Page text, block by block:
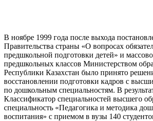
В ноябре 1999 года после выхода
Правительства страны «О вопросах
предшкольной подготовки детей» и
предшкольных классов Министерством
Республики Казахстан было принято
восстановлении подготовки кадров с
по дошкольным специальностям. В
Классификатор специальностей высшего
специальность «Педагогика и методика
воспитания» с приемом в вузы 140